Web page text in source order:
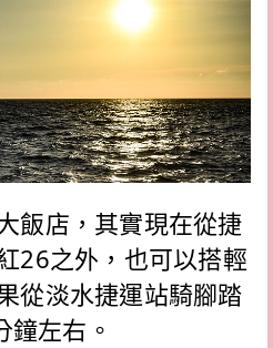
飯店，其實現在從捷
26之外，也可以搭輕
從淡水捷運站騎腳踏
左右。